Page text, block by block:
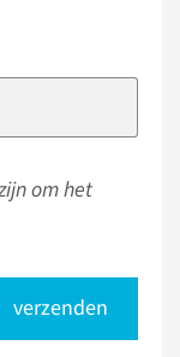
om het
verzenden